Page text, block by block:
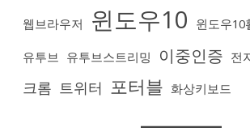
웹브라우저 윈도우10 윈도우10
유투브 유투브스트리밍 이중인증 전
크롬 트위터 포터블 화상키보드